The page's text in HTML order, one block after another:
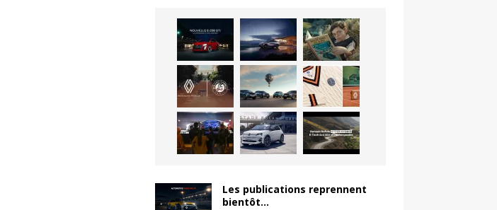
Les publications reprennent
bientôt…